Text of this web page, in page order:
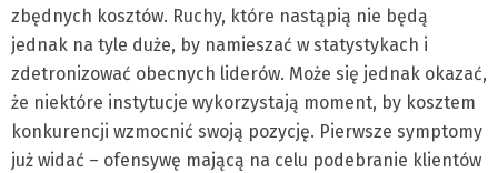
zbędnych kosztów. Ruchy, które nastąpią nie będą
jednak na tyle duże, by namieszać w statystykach i
zdetronizować obecnych liderów. Może się jednak okazać,
że niektóre instytucje wykorzystają moment, by kosztem
konkurencji wzmocnić swoją pozycję. Pierwsze symptomy
już widać – ofensywę mającą na celu podebranie klientów